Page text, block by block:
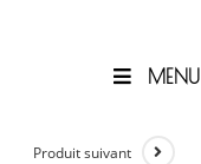
MENU
Produit suivant